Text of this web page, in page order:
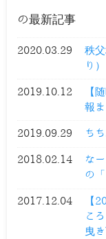
の最新記事
2020.03.29
秩
り
2019.10.12
【
報
2019.09.29 ち
2018.02.14
な
の
2017.12.04
【
こ
曳